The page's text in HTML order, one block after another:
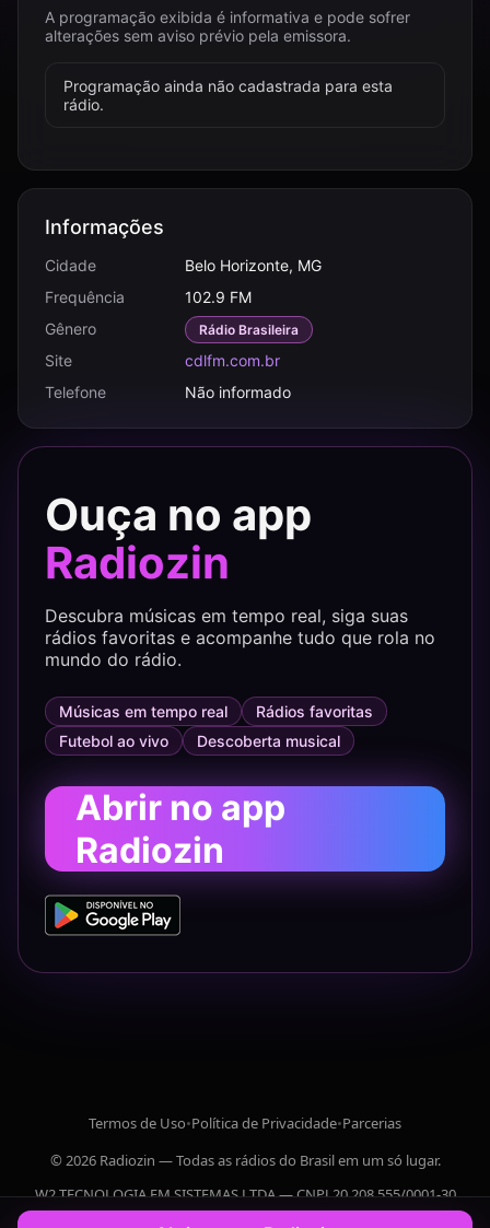
A programação exibida é informativa e pode sofrer
alterações sem aviso prévio pela emissora.
Programação ainda não cadastrada para esta
rádio.
Informações
Cidade
Belo Horizonte, MG
Frequência
102.9 FM
Gênero
Rádio Brasileira
Site
cdlfm.com.br
Telefone
Não informado
Ouça no app
Radiozin
Descubra músicas em tempo real, siga suas
rádios favoritas e acompanhe tudo que rola no
mundo do rádio.
Músicas em tempo real
Rádios favoritas
Futebol ao vivo
Descoberta musical
Abrir no app
Radiozin
Termos de Uso•Política de Privacidade•Parcerias
© 2026 Radiozin — Todas as rádios do Brasil em um só lugar.
W2 TECNOLOGIA EM SISTEMAS LTDA — CNPJ 20.208.555/0001-30